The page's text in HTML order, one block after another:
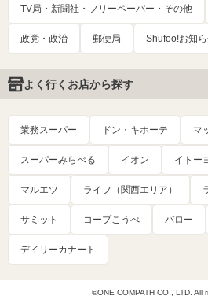
TV局・新聞社・フリーペーパー・その他
政党・政治 郵便局 Shufoo!お知
よく行くお店から探す
業務スーパー ドン・キホーテ マ
スーパーみらべる イオン イトー
マルエツ ライフ（関西エリア）
サミット コープこうべ バロー
デイリーカナート
©ONE COMPATH CO., LTD. All